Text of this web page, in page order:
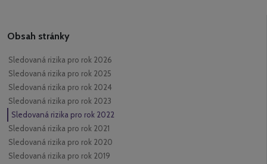
Obsah stránky
Sledovaná rizika pro rok 2026
Sledovaná rizika pro rok 2025
Sledovaná rizika pro rok 2024
Sledovaná rizika pro rok 2023
Sledovaná rizika pro rok 2022
Sledovaná rizika pro rok 2021
Sledovaná rizika pro rok 2020
Sledovaná rizika pro rok 2019